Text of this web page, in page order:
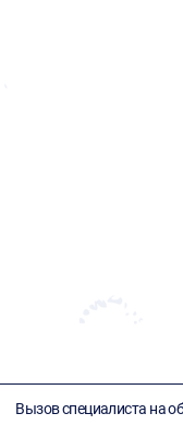
Вызов специалиста на